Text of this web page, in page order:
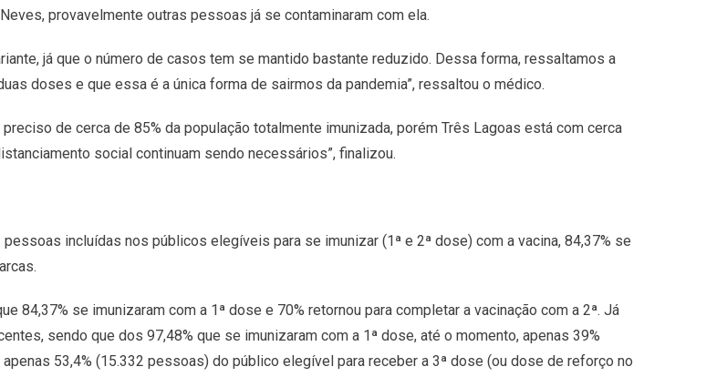
provavelmente outras pessoas já se contaminaram com ela.
já que o número de casos tem se mantido bastante reduzido. Dessa forma, ressaltamos a
doses e que essa é a única forma de sairmos da pandemia”, ressaltou o médico.
de cerca de 85% da população totalmente imunizada, porém Três Lagoas está com cerca
social continuam sendo necessários”, finalizou.
incluídas nos públicos elegíveis para se imunizar (1ª e 2ª dose) com a vacina, 84,37% se
84,37% se imunizaram com a 1ª dose e 70% retornou para completar a vacinação com a 2ª. Já
sendo que dos 97,48% que se imunizaram com a 1ª dose, até o momento, apenas 39%
53,4% (15.332 pessoas) do público elegível para receber a 3ª dose (ou dose de reforço no